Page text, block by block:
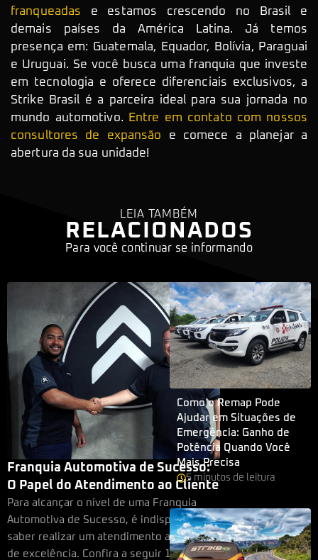
franqueadas e estamos crescendo no Brasil e
demais países da América Latina. Já temos
presença em: Guatemala, Equador, Bolívia, Paraguai
e Uruguai. Se você busca uma franquia que investe
em tecnologia e oferece diferenciais exclusivos, a
Strike Brasil é a parceira ideal para sua jornada no
mundo automotivo.
Entre em contato com nossos
consultores de expansão e comece a planejar a
abertura da sua unidade!
LEIA TAMBÉM
RELACIONADOS
Para você continuar se informando
Franquia Automotiva de Sucesso:
O Papel do Atendimento ao Cliente
Para alcançar o nível de uma Franquia
Automotiva de Sucesso, é indispensável
saber realizar um atendimento ao cliente
de excelência. Confira a seguir 12 dicas
Como o Remap Pode
Ajudar em Situações de
Emergência: Ganho de
Potência Quando Você
Mais Precisa
5 minutos de leitura